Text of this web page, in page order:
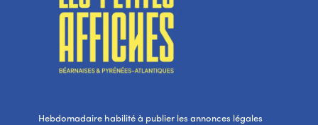
Hebdomadaire habilité à publier les annonces légales